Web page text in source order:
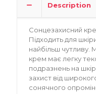
Description
Сонцезахисний
Підходить для
найбільш чутливу.
крем має легку
подразнень на
захист від
сонячного